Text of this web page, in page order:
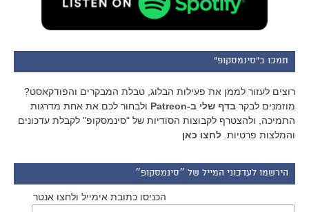
תמכו ב"סינמסקופ"
רוצים לעזור לממן את פעילות הבלוג, טבלת המבקרים והפודקאסט?
מוזמנים לבקר בדף שלי ב-Patreon
ולבחור לכם את אחת מדרגות
התמיכה, ולהצטרף לקבוצות הסודיות של "סינמסקופ" לקבלת עדכונים
והמלצות פרטיות. לחצו כאן
הירשמו לעדכוני המייל של ״סינמסקופ״
הכניסו כתובת אימייל ולחצו אנטר